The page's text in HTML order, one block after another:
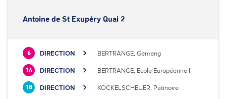
Antoine de St Exupéry Quai 2
6 DIRECTION BERTRANGE, Gemeng
16 DIRECTION BERTRANGE, Ecole Européenne II
18 DIRECTION KOCKELSCHEUER, Patinoire